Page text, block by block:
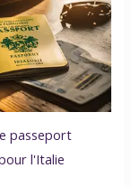
passeport
l'Italie